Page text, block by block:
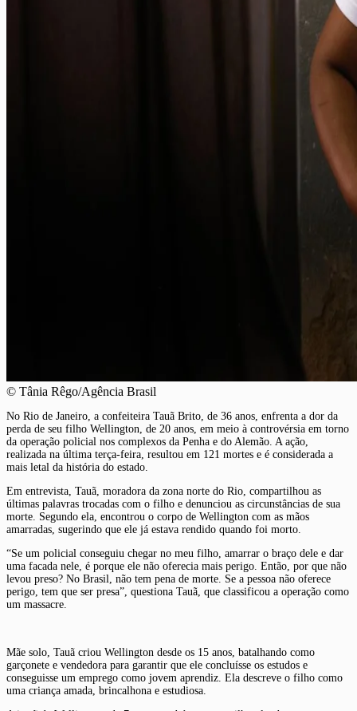
© Tânia Rêgo/Agência Brasil
No Rio de Janeiro, a confeiteira Tauã Brito, de 36 anos, enfrenta a dor da
perda de seu filho Wellington, de 20 anos, em meio à controvérsia em torno
da operação policial nos complexos da Penha e do Alemão. A ação,
realizada na última terça-feira, resultou em 121 mortes e é considerada a
mais letal da história do estado.
Em entrevista, Tauã, moradora da zona norte do Rio, compartilhou as
últimas palavras trocadas com o filho e denunciou as circunstâncias de sua
morte. Segundo ela, encontrou o corpo de Wellington com as mãos
amarradas, sugerindo que ele já estava rendido quando foi morto.
“Se um policial conseguiu chegar no meu filho, amarrar o braço dele e dar
uma facada nele, é porque ele não oferecia mais perigo. Então, por que não
levou preso? No Brasil, não tem pena de morte. Se a pessoa não oferece
perigo, tem que ser presa”, questiona Tauã, que classificou a operação como
um massacre.
Mãe solo, Tauã criou Wellington desde os 15 anos, batalhando como
garçonete e vendedora para garantir que ele concluísse os estudos e
conseguisse um emprego como jovem aprendiz. Ela descreve o filho como
uma criança amada, brincalhona e estudiosa.